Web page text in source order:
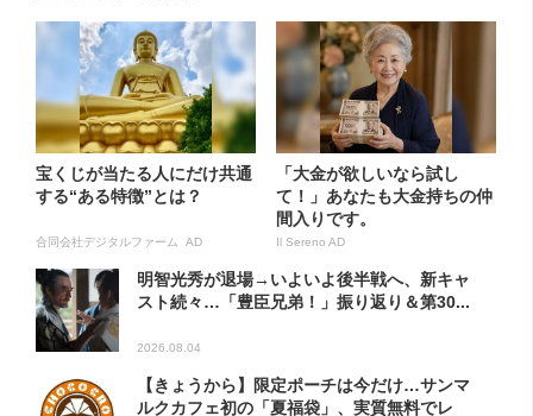
宝くじが当たる人にだけ共通
する“ある特徴”とは？
合同会社デジタルファーム AD
「大金が欲しいなら試し
て！」あなたも大金持ちの仲
間入りです。
Il Sereno AD
明智光秀が退場→いよいよ後半戦へ、新キャ
スト続々…「豊臣兄弟！」振り返り＆第30...
2026.08.04
【きょうから】限定ポーチは今だけ…サンマ
ルクカフェ初の「夏福袋」、実質無料でレ